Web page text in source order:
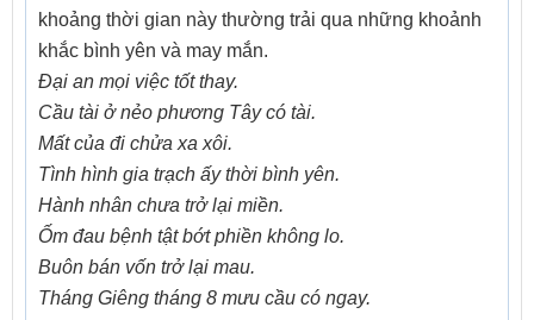
khoảng thời gian này thường trải qua những khoảnh
khắc bình yên và may mắn.
Đại an mọi việc tốt thay.
Cầu tài ở nẻo phương Tây có tài.
Mất của đi chửa xa xôi.
Tình hình gia trạch ấy thời bình yên.
Hành nhân chưa trở lại miền.
Ốm đau bệnh tật bớt phiền không lo.
Buôn bán vốn trở lại mau.
Tháng Giêng tháng 8 mưu cầu có ngay.